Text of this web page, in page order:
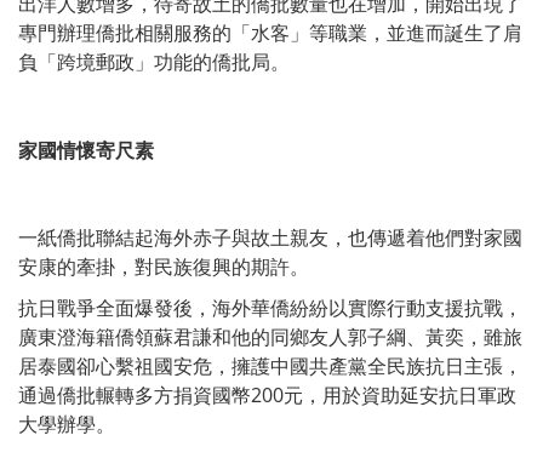
專門辦理僑批相關服務的「水客」等職業，並進而誕生了肩
負「跨境郵政」功能的僑批局。
家國情懷寄尺素
一紙僑批聯結起海外赤子與故土親友，也傳遞着他們對家國
安康的牽掛，對民族復興的期許。
抗日戰爭全面爆發後，海外華僑紛紛以實際行動支援抗戰，
廣東澄海籍僑領蘇君謙和他的同鄉友人郭子綱、黃奕，雖旅
居泰國卻心繫祖國安危，擁護中國共產黨全民族抗日主張，
通過僑批輾轉多方捐資國幣200元，用於資助延安抗日軍政
大學辦學。